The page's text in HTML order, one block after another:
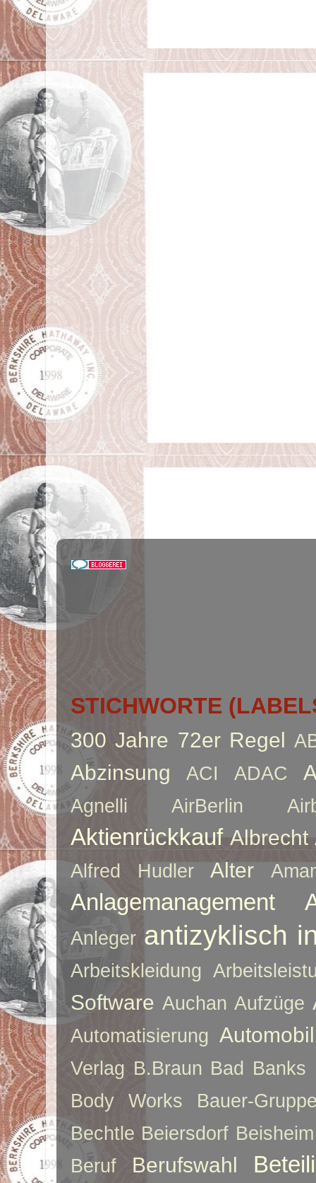
STICHWORTE
300 Jahre 72er Regel
Abzinsung ACI ADAC
Agnelli AirBerlin
Aktienrückkauf Albrecht
Alfred Hudler Alter
Anlagemanagement
Anleger antizyklisch
Arbeitskleidung
Software Auchan Aufzüge
Automatisierung
Verlag B.Braun Bad Banks
Body Works
Bauer-
Bechtle Beiersdorf Beisheim
Beruf
Berufswahl